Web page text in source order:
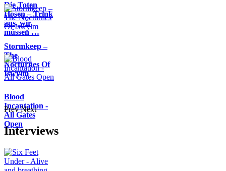
Die Toten
Hosen – Trink
aus, wir
müssen …
Stormkeep –
The
Nocturnes Of
Iswylm
Blood
Incantation -
All Gates
Open
Prev Next
Interviews